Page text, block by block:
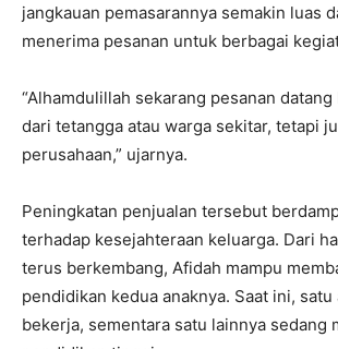
jangkauan pemasarannya semakin luas
menerima pesanan untuk berbagai
“Alhamdulillah sekarang pesanan datang
dari tetangga atau warga sekitar, tetapi
perusahaan,” ujarnya.
Peningkatan penjualan tersebut
terhadap kesejahteraan keluarga. Dari
terus berkembang, Afidah mampu
pendidikan kedua anaknya. Saat ini, satu
bekerja, sementara satu lainnya sedang